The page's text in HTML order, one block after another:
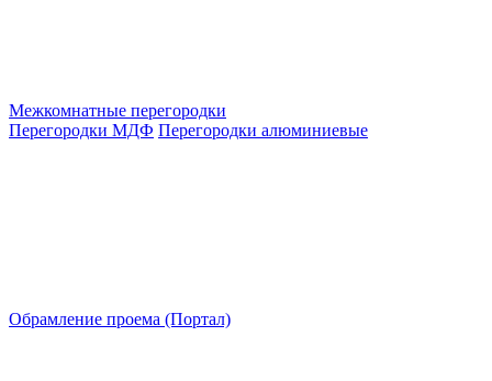
Межкомнатные перегородки
Перегородки МДФ Перегородки алюминиевые
Обрамление проема (Портал)